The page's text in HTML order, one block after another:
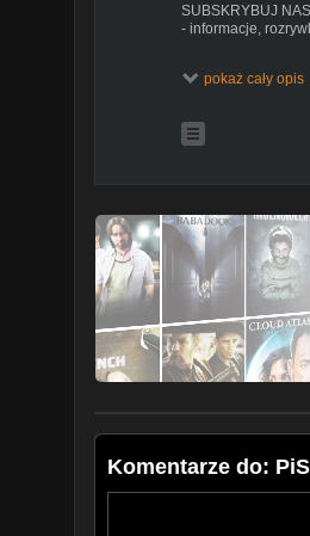
SUBSKRYBUJ
- informacje,
na Facebooku:
na Twitterze:
wywiady, tematyka
#sonda
pokaż cały opis
Komentarze do: